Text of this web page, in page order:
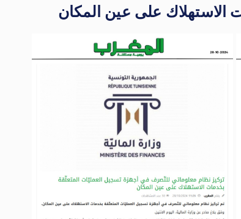
الاستهلاك على عين المكان